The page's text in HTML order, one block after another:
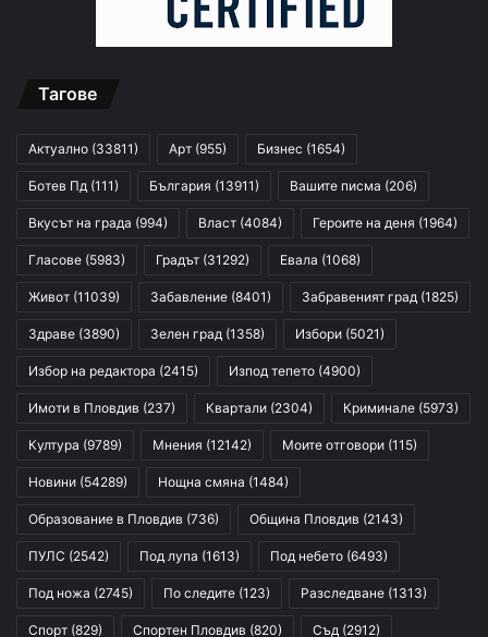
Тагове
Актуално (33811) Арт (955) Бизнес (1654)
Ботев Пд (111) България (13911) Вашите писма (206)
Вкусът на града (994) Власт (4084) Героите на деня (1964)
Гласове (5983) Градът (31292) Евала (1068)
Живот (11039) Забавление (8401) Забравеният град (1825)
Здраве (3890) Зелен град (1358) Избори (5021)
Избор на редактора (2415) Изпод тепето (4900)
Имоти в Пловдив (237) Квартали (2304) Криминале (5973)
Култура (9789) Мнения (12142) Моите отговори (115)
Новини (54289) Нощна смяна (1484)
Образование в Пловдив (736) Община Пловдив (2143)
ПУЛС (2542) Под лупа (1613) Под небето (6493)
Под ножа (2745) По следите (123) Разследване (1313)
Спорт (829) Спортен Пловдив (820) Съд (2912)